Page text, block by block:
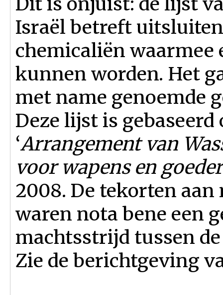
Israël betreft
chemicaliën
kunnen worden. Het
met name genoemde
Deze lijst is
‘Arrangement van
voor wapens en
2008. De tekorten
waren nota bene een
machtsstrijd tussen
Zie de berichtgeving